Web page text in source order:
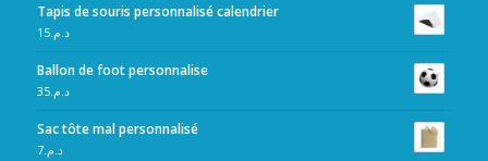
Tapis de souris personnalisé calendrier
د.م.15
Ballon de foot personnalise
د.م.35
Sac tôte mal personnalisé
د.م.7